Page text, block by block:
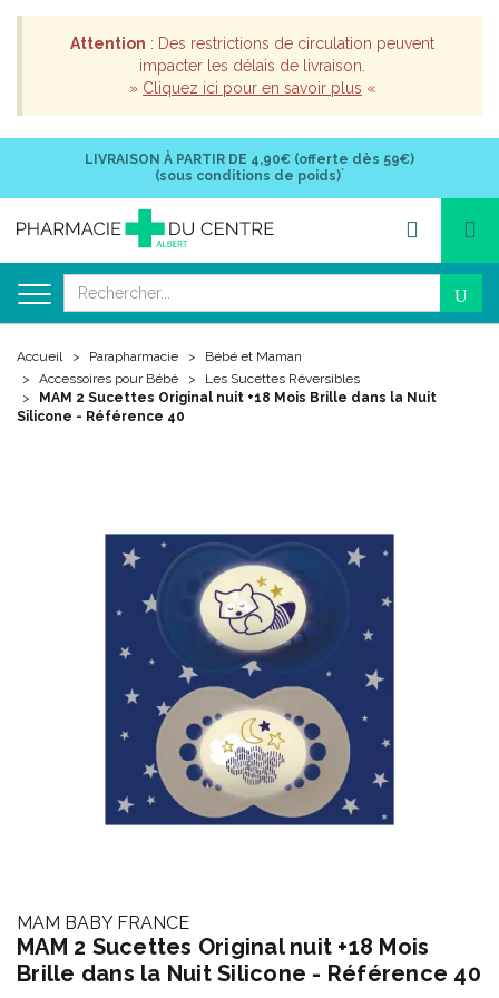
Attention : Des restrictions de circulation peuvent
impacter les délais de livraison.
» Cliquez ici pour en savoir plus «
LIVRAISON À PARTIR DE 4,90€ (offerte dès 59€)
(sous conditions de poids)*
Accueil Parapharmacie
Bébé et Maman
Accessoires pour Bébé
Les Sucettes Réversibles
MAM 2 Sucettes Original nuit +18 Mois Brille dans la Nuit
Silicone - Référence 40
MAM BABY FRANCE
MAM 2 Sucettes Original nuit +18 Mois
Brille dans la Nuit Silicone - Référence 40